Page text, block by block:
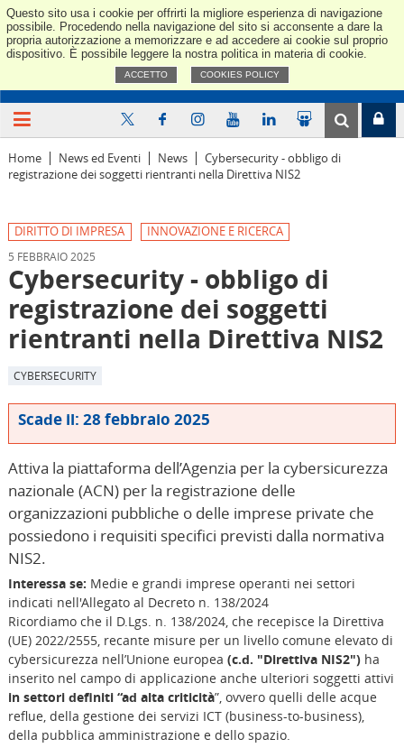
Questo sito usa i cookie per offrirti la migliore esperienza di navigazione
possibile. Procedendo nella navigazione del sito si acconsente a dare la
propria autorizzazione a memorizzare e ad accedere ai cookie sul proprio
dispositivo. È possibile leggere la nostra politica in materia di cookie.
ACCETTO COOKIES POLICY
Home News ed Eventi News
Cybersecurity - obbligo di
registrazione dei soggetti rientranti nella Direttiva NIS2
DIRITTO DI IMPRESA INNOVAZIONE E RICERCA
5 FEBBRAIO 2025
Cybersecurity - obbligo di
registrazione dei soggetti
rientranti nella Direttiva NIS2
CYBERSECURITY
Scade il: 28 febbraio 2025
Attiva la piattaforma dell’Agenzia per la cybersicurezza
nazionale (ACN) per la registrazione delle
organizzazioni pubbliche o delle imprese private che
possiedono i requisiti specifici previsti dalla normativa
NIS2.
Interessa se: Medie e grandi imprese operanti nei settori
indicati nell'Allegato al Decreto n. 138/2024
Ricordiamo che il D.Lgs. n. 138/2024, che recepisce la Direttiva
(UE) 2022/2555, recante misure per un livello comune elevato di
cybersicurezza nell’Unione europea (c.d. "Direttiva NIS2")ha
inserito nel campo di applicazione anche ulteriori soggetti attivi
in settori definiti “ad alta criticità”, ovvero quelli delle acque
reflue, della gestione dei servizi ICT (business-to-business),
della pubblica amministrazione e dello spazio.